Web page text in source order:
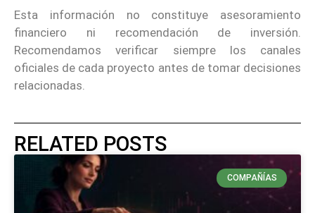
Esta información no constituye asesoramiento
financiero ni recomendación de inversión.
Recomendamos verificar siempre los canales
oficiales de cada proyecto antes de tomar decisiones
relacionadas.
RELATED POSTS
COMPAÑÍAS